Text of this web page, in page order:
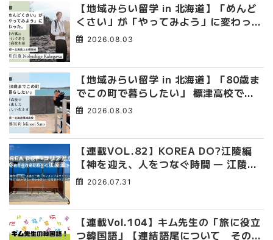
【地域みらい留学 in 北海道】「めんど
くさい」が「やってみよう」に変わっ
た。 十勝の風に吹かれて走る、僕の泥
2026.08.03
【地域みらい留学 in 北海道】「80歳ま
でこの町で暮らしたい」 標津高校で踏
み出した、私らしい生き方
2026.08.03
【連載VOL.82】KOREA DO?江陵編
【神を迎え、人をつなぐ時間 ― 江陵端
午祭 】
2026.07.31
【連載Vol.104】キム先生の「旅に役立
つ韓国語」【連結語尾について その